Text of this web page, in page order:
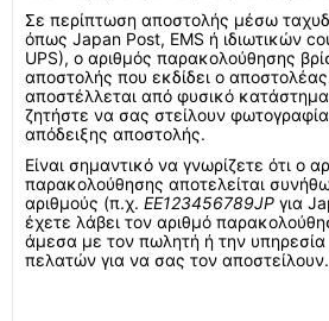
Σε περίπτωση αποστολής μέσω
όπως Japan Post, EMS ή ιδιωτικών
UPS), ο αριθμός παρακολούθησης
αποστολής που εκδίδει ο
αποστέλλεται από φυσικό
ζητήστε να σας στείλουν
απόδειξης αποστολής.
Είναι σημαντικό να γνωρίζετε ότι ο
παρακολούθησης αποτελείται
αριθμούς (π.χ. EE123456789JP για
έχετε λάβει τον αριθμό
άμεσα με τον πωλητή ή την
πελατών για να σας τον αποστείλουν.